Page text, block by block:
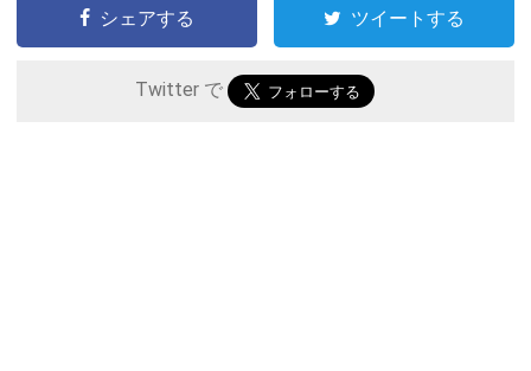
シェアする ツイートする
Twitter で